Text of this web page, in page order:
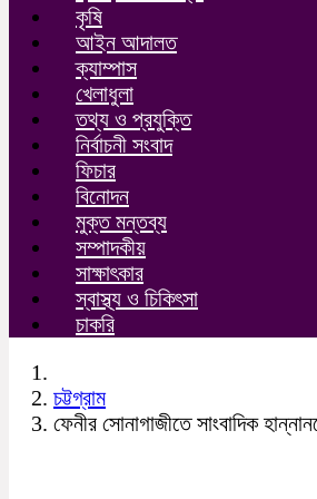
কৃষি
আইন আদালত
ক্যাম্পাস
খেলাধুলা
তথ্য ও প্রযুক্তি
নির্বাচনী সংবাদ
ফিচার
বিনোদন
মুক্ত মন্তব্য
সম্পাদকীয়
সাক্ষাৎকার
স্বাস্থ্য ও চিকিৎসা
চাকরি
চট্টগ্রাম
ফেনীর সোনাগাজীতে সাংবাদিক